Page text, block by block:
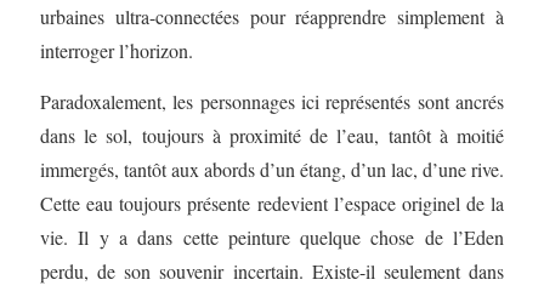
urbaines ultra-connectées pour réapprendre simplement à
interroger l’horizon.
Paradoxalement, les personnages ici représentés sont ancrés
dans le sol, toujours à proximité de l’eau, tantôt à moitié
immergés, tantôt aux abords d’un étang, d’un lac, d’une rive.
Cette eau toujours présente redevient l’espace originel de la
vie. Il y a dans cette peinture quelque chose de l’Eden
perdu, de son souvenir incertain. Existe-il seulement dans